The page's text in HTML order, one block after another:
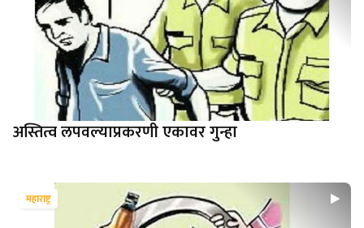
अस्तित्व लपवल्याप्रकरणी एकावर गुन्हा
महाराष्ट्र